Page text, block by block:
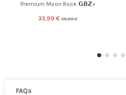
Premium Moon Rock 𝗚𝗕𝗭+
33,99 € 39,99 €
FAQs